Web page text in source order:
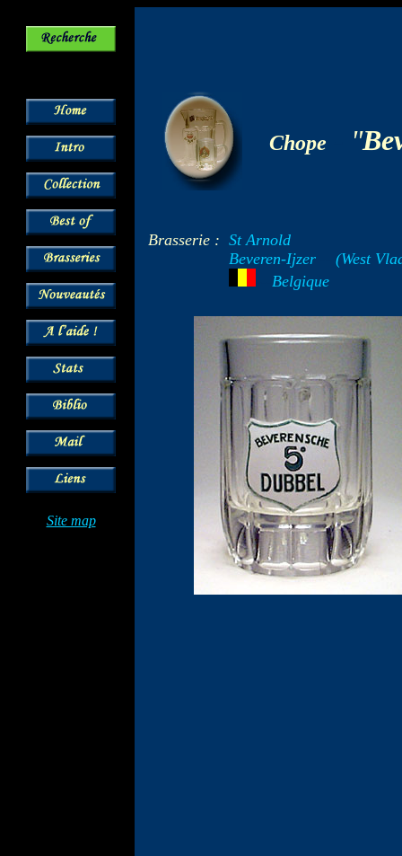
Site map
Chope "
Brasserie : St Arnold
Beveren-Ijzer
(West
Belgique